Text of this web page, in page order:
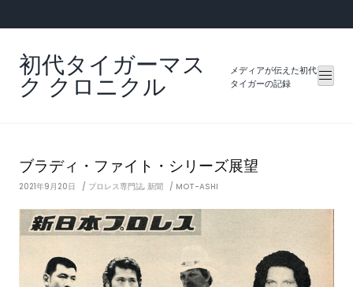
初代タイガーマス
ク クロニクル
メディアが伝えた初代
タイガーの記録
ブラディ・ファイト・シリーズ展望
2021年9月20日 プロレス専門誌, 新聞 MOT-ASHI